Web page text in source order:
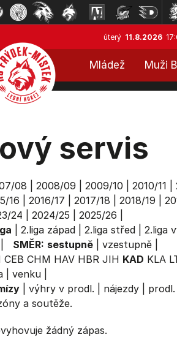
úterý 11.8.2026
Mládež Muži B
servis
08 2008/09 2009/10 2010/11
16 2016/17 2017/18 2018/19
24 2024/25 2025/26
2.liga západ| 2.liga střed| 2.liga
SMĚR: sestupně| vzestupně|
CEB CHM HAV HBR JIH KAD KLA
| venku|
| výhry v prodl. nájezdy|
a soutěže.
žádný zápas.